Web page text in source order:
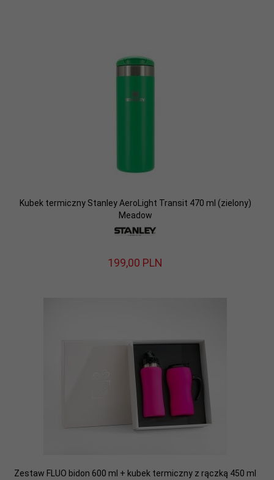
Kubek termiczny Stanley AeroLight Transit 470 ml (zielony)
Meadow
199,00 PLN
Zestaw FLUO bidon 600 ml + kubek termiczny z rączką 450 ml